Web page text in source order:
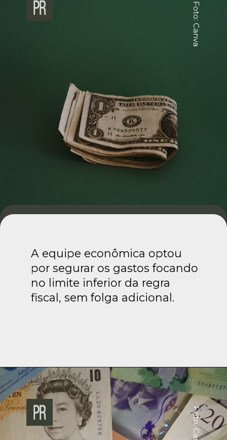
Foto: Canva
A equipe econômica optou
por segurar os gastos focando
no limite inferior da regra
fiscal, sem folga adicional.
Foto: Canva